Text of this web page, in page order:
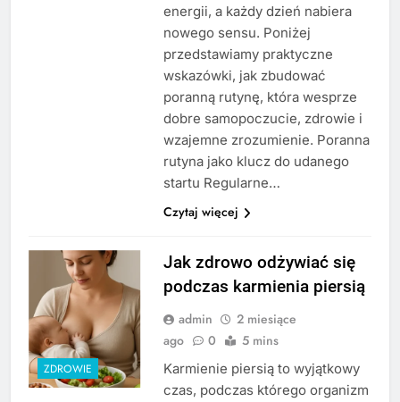
energii, a każdy dzień nabiera
nowego sensu. Poniżej
przedstawiamy praktyczne
wskazówki, jak zbudować
poranną rutynę, która wesprze
dobre samopoczucie, zdrowie i
wzajemne zrozumienie. Poranna
rutyna jako klucz do udanego
startu Regularne…
Czytaj więcej
ZDROWIE
Jak zdrowo odżywiać się
podczas karmienia piersią
admin
2 miesiące
ago
0 5 mins
Karmienie piersią to wyjątkowy
czas, podczas którego organizm